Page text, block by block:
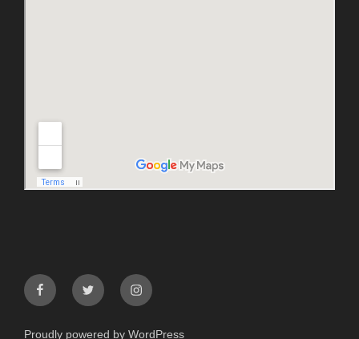
facebooktwitter instagram
Proudly powered by WordPress